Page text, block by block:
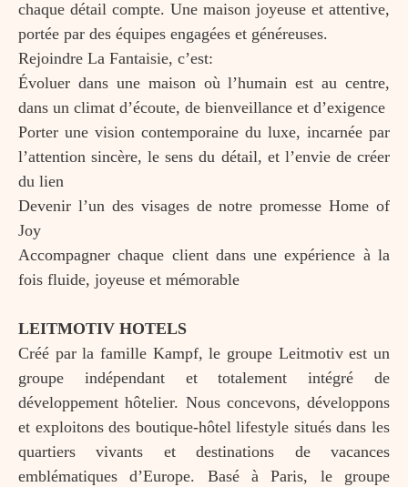
chaque détail compte. Une maison joyeuse et attentive,
portée par des équipes engagées et généreuses.
Rejoindre La Fantaisie, c’est:
Évoluer dans une maison où l’humain est au centre,
dans un climat d’écoute, de bienveillance et d’exigence
Porter une vision contemporaine du luxe, incarnée par
l’attention sincère, le sens du détail, et l’envie de créer
du lien
Devenir l’un des visages de notre promesse Home of
Joy
Accompagner chaque client dans une expérience à la
fois fluide, joyeuse et mémorable
LEITMOTIV HOTELS
Créé par la famille Kampf, le groupe Leitmotiv est un
groupe indépendant et totalement intégré de
développement hôtelier. Nous concevons, développons
et exploitons des boutique-hôtel lifestyle situés dans les
quartiers vivants et destinations de vacances
emblématiques d’Europe. Basé à Paris, le groupe